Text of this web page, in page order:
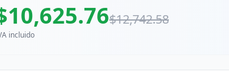
10,625.76$12,742.58
incluido